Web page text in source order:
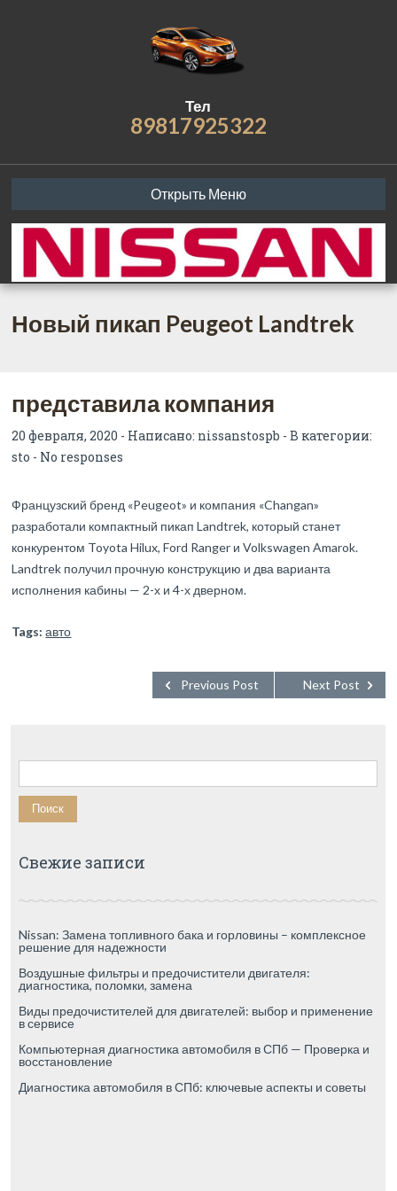
Тел
89817925322
Открыть Меню
Новый пикап Peugeot Landtrek
представила компания
20 февраля, 2020 - Написано: nissanstospb - В категории:
sto - No responses
Французский бренд «Peugeot» и компания «Changan»
разработали компактный пикап Landtrek, который станет
конкурентом Toyota Hilux, Ford Ranger и Volkswagen Amarok.
Landtrek получил прочную конструкцию и два варианта
исполнения кабины — 2-х и 4-х дверном.
Tags: авто
Next Post
Previous Post
Найти:
Свежие записи
Nissan: Замена топливного бака и горловины – комплексное
решение для надежности
Воздушные фильтры и предочистители двигателя:
диагностика, поломки, замена
Виды предочистителей для двигателей: выбор и применение
в сервисе
Компьютерная диагностика автомобиля в СПб — Проверка и
восстановление
Диагностика автомобиля в СПб: ключевые аспекты и советы